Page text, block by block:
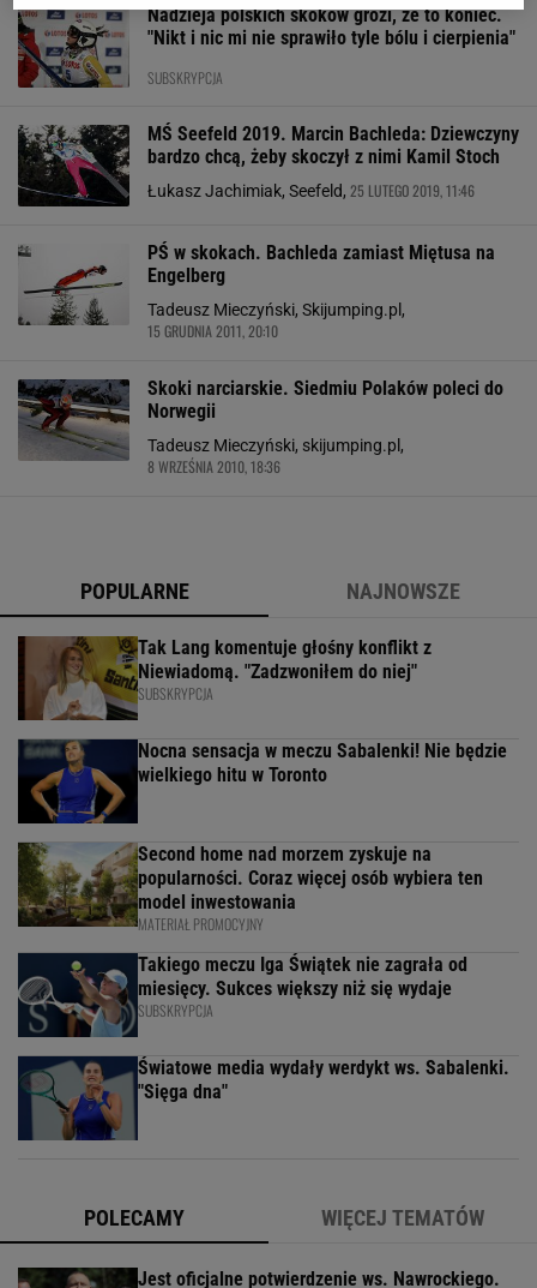
Nadzieja polskich skoków grozi, że to koniec.
"Nikt i nic mi nie sprawiło tyle bólu i cierpienia"
SUBSKRYPCJA
MŚ Seefeld 2019. Marcin Bachleda: Dziewczyny
bardzo chcą, żeby skoczył z nimi Kamil Stoch
Łukasz Jachimiak, Seefeld, 25 LUTEGO 2019, 11:46
PŚ w skokach. Bachleda zamiast Miętusa na
Engelberg
Tadeusz Mieczyński, Skijumping.pl,
15 GRUDNIA 2011, 20:10
Skoki narciarskie. Siedmiu Polaków poleci do
Norwegii
Tadeusz Mieczyński, skijumping.pl,
8 WRZEŚNIA 2010, 18:36
POPULARNE NAJNOWSZE
Tak Lang komentuje głośny konflikt z
Niewiadomą. "Zadzwoniłem do niej"
SUBSKRYPCJA
Nocna sensacja w meczu Sabalenki! Nie będzie
wielkiego hitu w Toronto
Second home nad morzem zyskuje na
popularności. Coraz więcej osób wybiera ten
model inwestowania
MATERIAŁ PROMOCYJNY
Takiego meczu Iga Świątek nie zagrała od
miesięcy. Sukces większy niż się wydaje
SUBSKRYPCJA
Światowe media wydały werdykt ws. Sabalenki.
"Sięga dna"
POLECAMY WIĘCEJ TEMATÓW
Jest oficjalne potwierdzenie ws. Nawrockiego.